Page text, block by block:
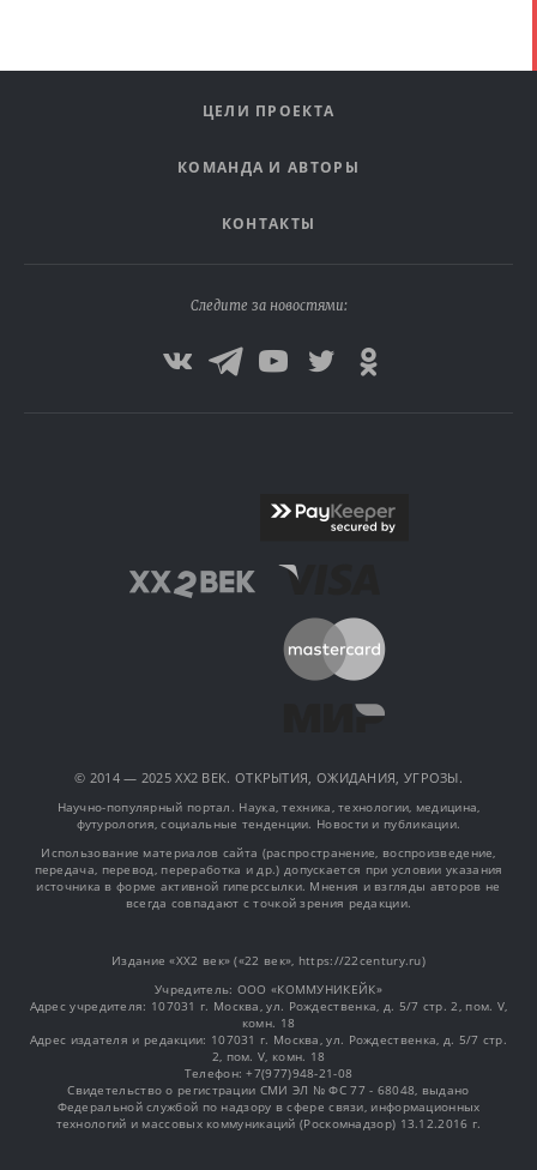
ЦЕЛИ ПРОЕКТА
КОМАНДА И АВТОРЫ
КОНТАКТЫ
Следите за новостями:
© 2014 — 2025 XX2 ВЕК. ОТКРЫТИЯ, ОЖИДАНИЯ, УГРОЗЫ.
Научно-популярный портал. Наука, техника, технологии, медицина,
футурология, социальные тенденции. Новости и публикации.
Использование материалов сайта (распространение, воспроизведение,
передача, перевод, переработка и др.) допускается при условии указания
источника в форме активной гиперссылки. Мнения и взгляды авторов не
всегда совпадают с точкой зрения редакции.
Издание «XX2 век» («22 век», https://22century.ru)
Учредитель: OOO «КОММУНИКЕЙК»
Адрес учредителя: 107031 г. Москва, ул. Рождественка, д. 5/7 стр. 2, пом. V,
комн. 18
Адрес издателя и редакции: 107031 г. Москва, ул. Рождественка, д. 5/7 стр.
2, пом. V, комн. 18
Телефон: +7(977)948-21-08
Свидетельство о регистрации СМИ ЭЛ № ФС 77 - 68048, выдано
Федеральной службой по надзору в сфере связи, информационных
технологий и массовых коммуникаций (Роскомнадзор) 13.12.2016 г.